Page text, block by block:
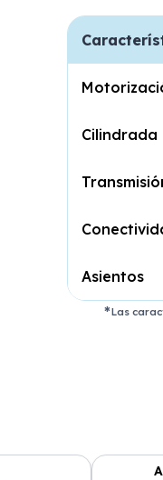
Cilindrada
Asientos
Las